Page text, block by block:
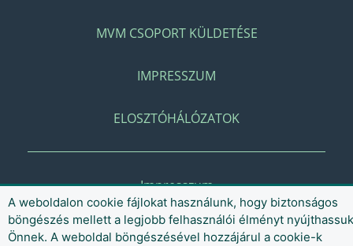
MVM CSOPORT KÜLDETÉSE
IMPRESSZUM
ELOSZTÓHÁLÓZATOK
Impresszum
A weboldalon cookie fájlokat használunk, hogy biztonságos
böngészés mellett a legjobb felhasználói élményt nyújthassuk
Önnek. A weboldal böngészésével hozzájárul a cookie-k